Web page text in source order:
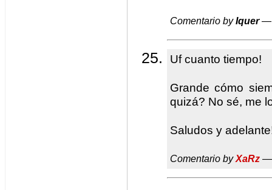
Comentario byIquer—
Uf cuanto tiempo!
Grande cómo
quizá? No sé, me
Saludos y
Comentario byXaRz —